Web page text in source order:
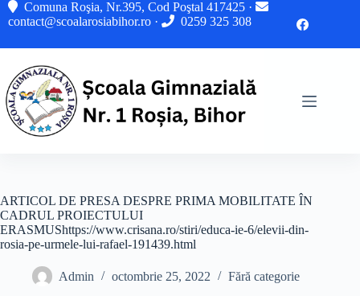
Sari Comuna Roşia, Nr.395, Cod Poştal 417425 ·
contact@scoalarosiabihor.ro · 0259 325 308
ARTICOL DE PRESA DESPRE PRIMA MOBILITATE ÎN
CADRUL PROIECTULUI
ERASMUShttps://www.crisana.ro/stiri/educa-ie-6/elevii-din-
rosia-pe-urmele-lui-rafael-191439.html
Admin octombrie 25, 2022 Fără categorie